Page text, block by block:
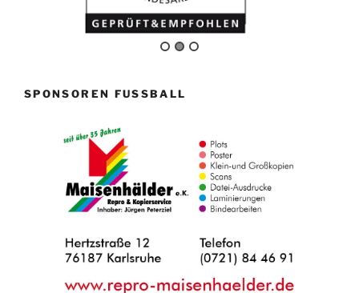
SPONSOREN FUSSBALL